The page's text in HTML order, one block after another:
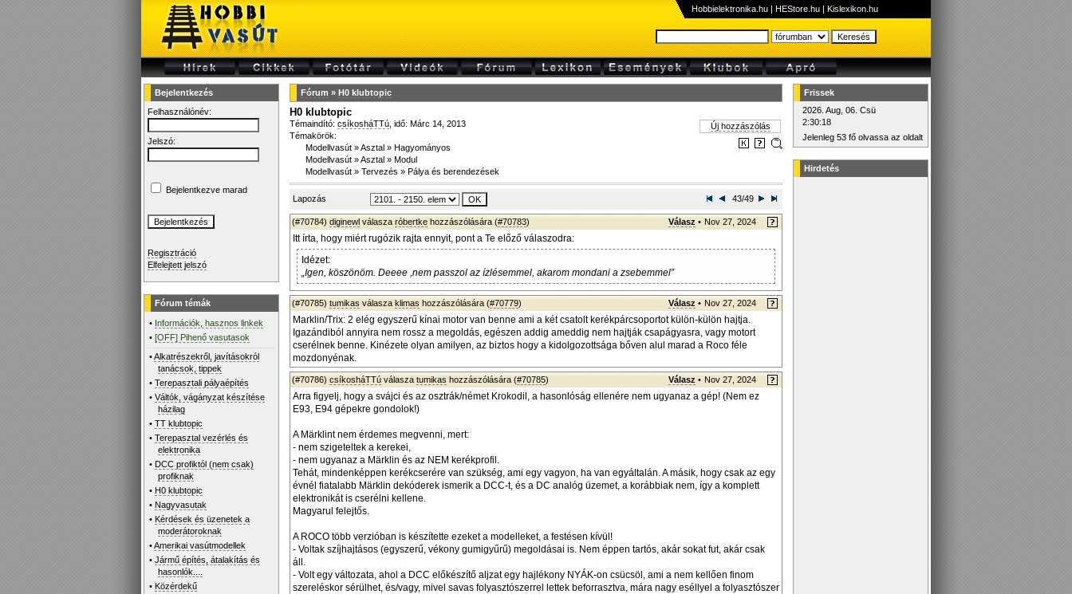
Hobbielektronika.hu | HEStore.hu | Kislexikon.hu
Bejelentkezés
Felhasználónév:
Jelszó:
Bejelentkezve marad
Regisztráció
Elfelejtett jelszó
Fórum témák
• Információk, hasznos linkek
•[OFF] Pihenő vasutasok
•Alkatrészekről, javításokról
tanácsok, tippek
•Terepasztali pályaépítés
•Váltók, vágányzat készítése
házilag
•TT klubtopic
•Terepasztal vezérlés és
elektronika
• DCC profiktól (nem csak)
profiknak
• H0 klubtopic
• Nagyvasutak
• Kérdések és üzenetek a
moderátoroknak
•Amerikai vasútmodellek
•Jármű építés, átalakítás és
hasonlók....
• Közérdekű
Fórum » H0 klubtopic
H0 klubtopic
Témaindító: csíkosháTTú , idő: Márc 14, 2013
Témakörök:
Modellvasút »Asztal » Hagyományos
Modellvasút »Asztal » Modul
Modellvasút » Tervezés » Pálya és berendezések
Új hozzászólás
Lapozás 43/49
(#70784) diginewl válasza róbertke hozzászólására (#70783) Válasz • Nov 27, 2024
Itt írta, hogy miért rugózik rajta ennyit, pont a Te előző válaszodra:
Idézet:
„Igen, köszönöm. Deeee ,nem passzol az ízlésemmel, akarom mondani a zsebemmel”
(#70785) tumikas válasza klimas hozzászólására (#70779) Válasz • Nov 27, 2024
Marklin/Trix: 2 elég egyszerű kínai motor van benne ami a két csatolt kerékpárcsoportot külön-külön hajtja.
Igazándiból annyira nem rossz a megoldás, egészen addig ameddig nem hajtják csapágyasra, vagy motort
cserélnek benne. Kinézete olyan amilyen, az biztos hogy a kidolgozottsága bőven alul marad a Roco féle
mozdonyénak.
(#70786) csíkosháTTú válasza tumikas hozzászólására (#70785) Válasz • Nov 27, 2024
Arra figyelj, hogy a svájci és az osztrák/német Krokodil, a hasonlóság ellenére nem ugyanaz a gép! (Nem ez
E93, E94 gépekre gondolok!)
A Märklint nem érdemes megvenni, mert:
- nem szigeteltek a kerekei,
- nem ugyanaz a Märklin és az NEM kerékprofil.
Tehát, mindenképpen kerékcserére van szükség, ami egy vagyon, ha van egyáltalán. A másik, hogy csak az egy
évnél fiatalabb Märklin dekóderek ismerik a DCC-t, és a DC analóg üzemet, a korábbiak nem, így a komplett
elektronikát is cserélni kellene.
Magyarul felejtős.
A ROCO több verzióban is készítette ezeket a modelleket, a festésen kívül!
- Voltak szíjhajtásos (egyszerű, vékony gumigyűrű) megoldásai is. Nem éppen tartós, akár sokat fut, akár csak
áll.
- Volt egy változata, ahol a DCC előkészítő aljzat egy hajlékony NYÁK-on csücsöl, ami a nem kellően finom
szereléskor sérülhet, és/vagy, mivel savas folyasztószerrel lettek beforrasztva, mára nagy eséllyel a folyasztószer
Frissek
2026. Aug, 06. Csü
2:30:18
Jelenleg 53 fő olvassa az oldalt
Hirdetés